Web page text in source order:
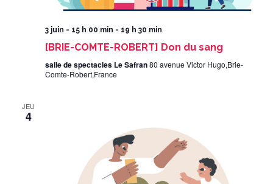
3 juin - 15 h 00 min - 19 h 30 min
[BRIE-COMTE-ROBERT] Don du sang
salle de spectacles Le Safran80 avenue Victor Hugo,Brie-
Comte-Robert,France
JEU
4